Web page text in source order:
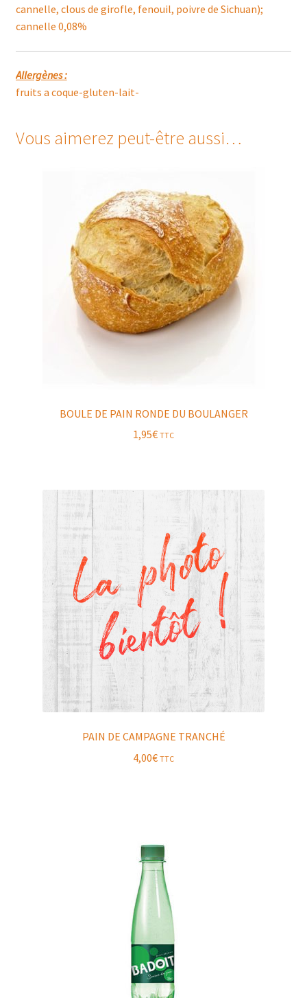
cannelle, clous de girofle, fenouil, poivre de Sichuan);
cannelle 0,08%
Allergènes :
fruits a coque-gluten-lait-
Vous aimerez peut-être aussi…
BOULE DE PAIN RONDE DU BOULANGER
1,95€ TTC
PAIN DE CAMPAGNE TRANCHÉ
4,00€ TTC